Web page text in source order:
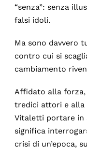
“senza”: senza
falsi idoli.
Ma sono davvero
contro cui si
cambiamento
Affidato alla
tredici attori e alla
Vitaletti portare in
significa
crisi di un’epoca,